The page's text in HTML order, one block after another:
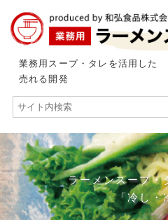
業務用スープ・タレを活用した
売れる開発
ラーメンスープ・
「冷し・